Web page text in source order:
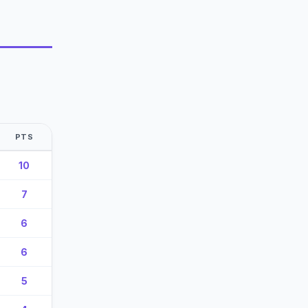
PTS
10
7
6
6
5